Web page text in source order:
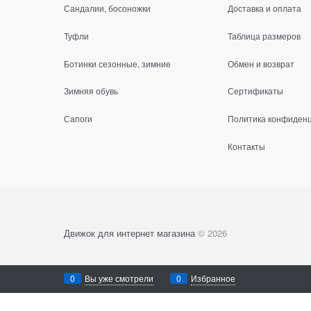
Сандалии, босоножки
Туфли
Ботинки сезонные, зимние
Зимняя обувь
Сапоги
Доставка и оплата
Таблица размеров
Обмен и возврат
Сертификаты
Политика
Контакты
Движок для интернет магазина © 2026
0 Вы уже смотрели 0 Избранное